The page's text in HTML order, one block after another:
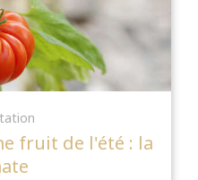
fruit de l'été : la